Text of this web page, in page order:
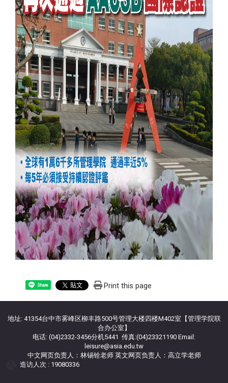
Share Print this page
地址: 41354台中市雾峰区柳丰路500号管理大楼四楼M402室【管理学院联
合办公室】
电话: (04)2332-3456分机5441 传真:(04)23321190 Email:
leisure@asia.edu.tw
中文网页负责人：林锡铨老师 英文网页负责人：高立学老师
造访人次 : 19080336